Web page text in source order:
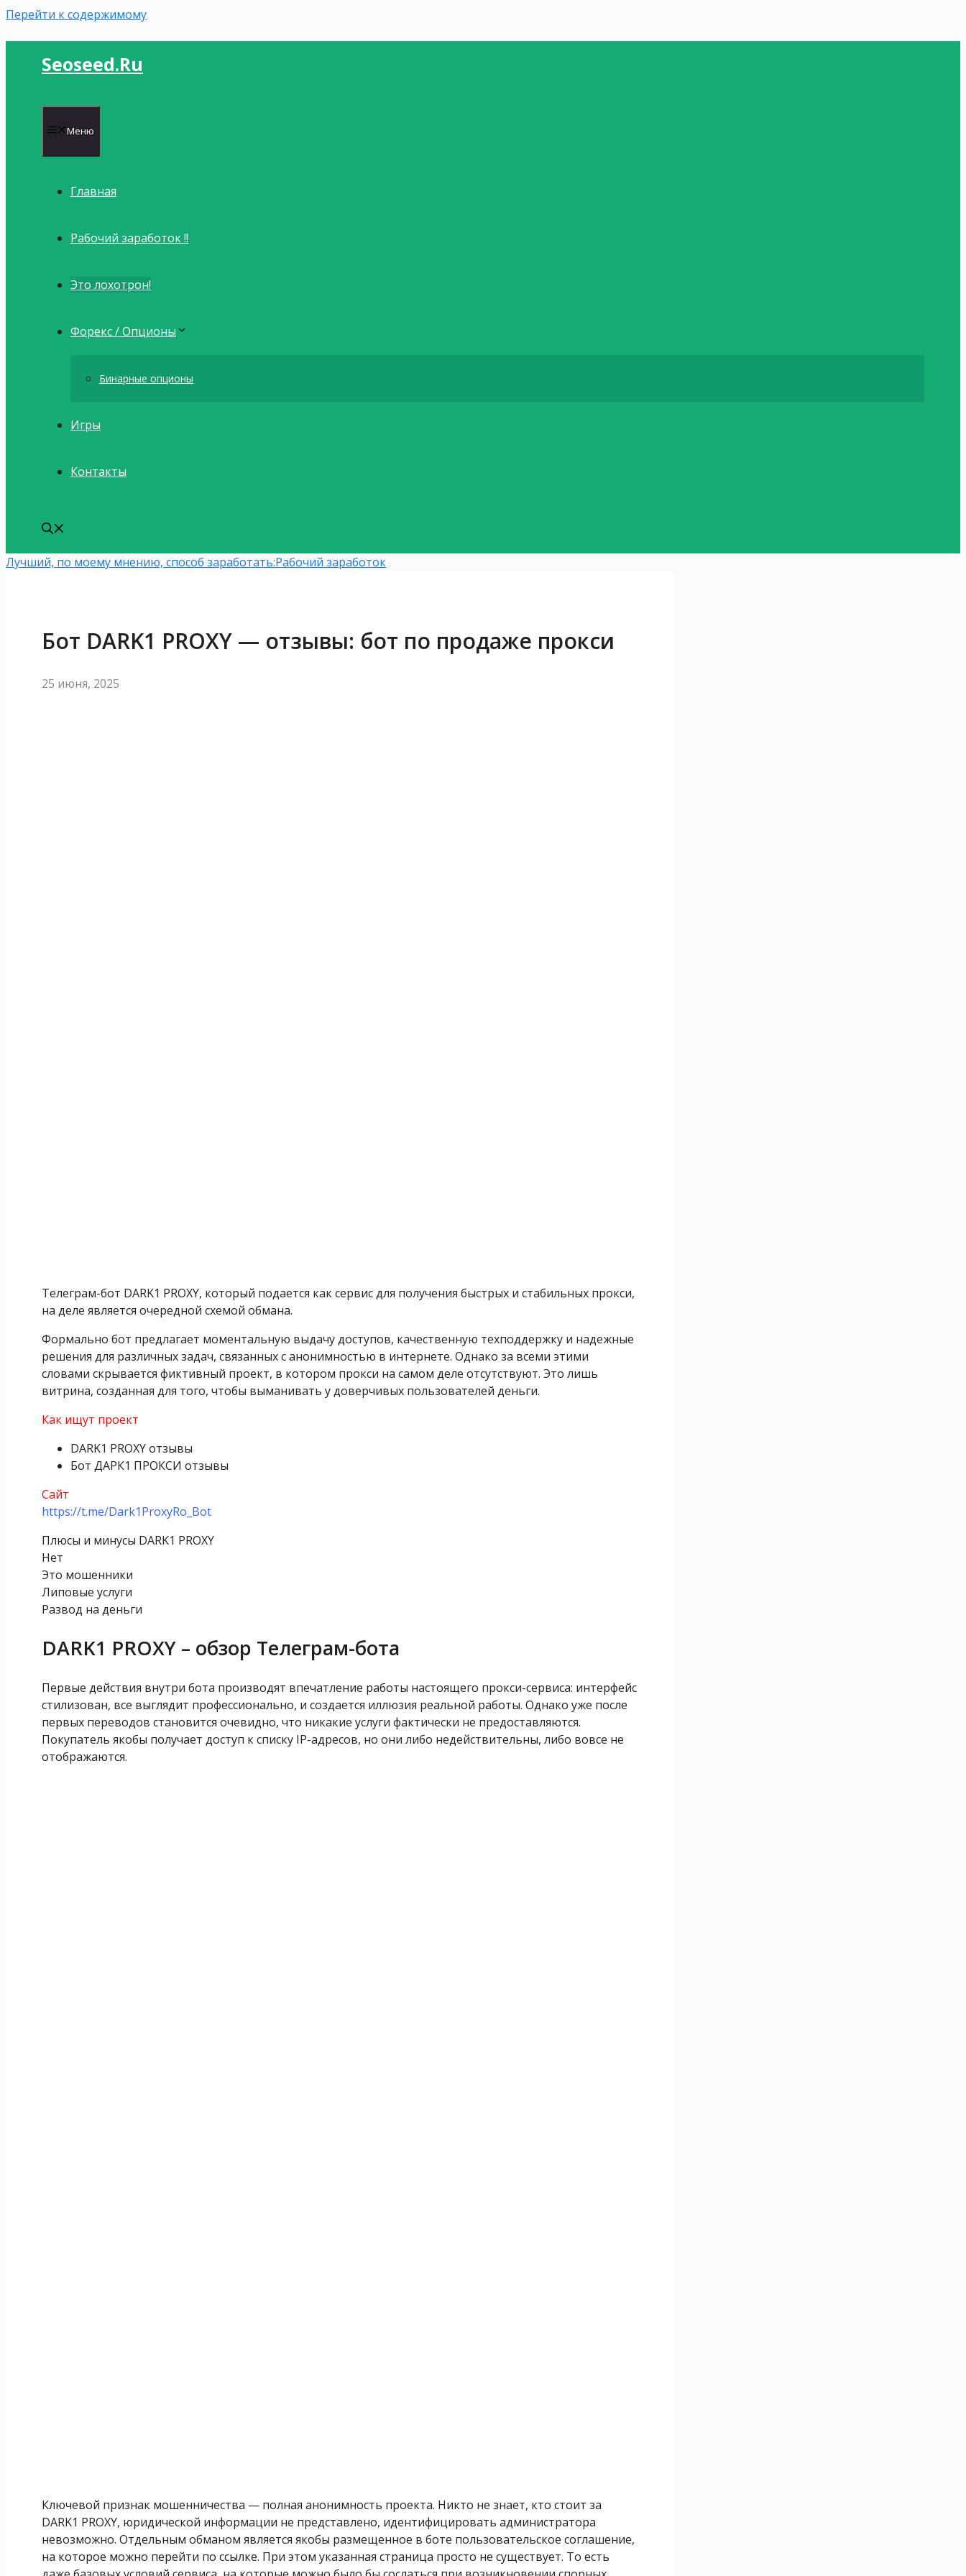
Перейти к содержимому
Seoseed.ru
Меню
Главная
Рабочий заработок !!
Это лохотрон!
Форекс / Опционы
Бинарные опционы
Игры
Контакты
Лучший, по моему мнению, способ заработать:Рабочий заработок
Бот DARK1 PROXY — отзывы: бот по продаже прокси
25 июня, 2025
Телеграм-бот DARK1 PROXY, который подается как сервис для получения быстрых и стабильных прокси,
на деле является очередной схемой обмана.
Формально бот предлагает моментальную выдачу доступов, качественную техподдержку и надежные
решения для различных задач, связанных с анонимностью в интернете. Однако за всеми этими
словами скрывается фиктивный проект, в котором прокси на самом деле отсутствуют. Это лишь
витрина, созданная для того, чтобы выманивать у доверчивых пользователей деньги.
Как ищут проект
DARK1 PROXY отзывы
Бот ДАРК1 ПРОКСИ отзывы
Сайт
https://t.me/Dark1ProxyRo_Bot
Плюсы и минусы DARK1 PROXY
Нет
Это мошенники
Липовые услуги
Развод на деньги
DARK1 PROXY – обзор Телеграм-бота
Первые действия внутри бота производят впечатление работы настоящего прокси-сервиса: интерфейс
стилизован, все выглядит профессионально, и создается иллюзия реальной работы. Однако уже после
первых переводов становится очевидно, что никакие услуги фактически не предоставляются.
Покупатель якобы получает доступ к списку IP-адресов, но они либо недействительны, либо вовсе не
отображаются.
Ключевой признак мошенничества — полная анонимность проекта. Никто не знает, кто стоит за
DARK1 PROXY, юридической информации не представлено, идентифицировать администратора
невозможно. Отдельным обманом является якобы размещенное в боте пользовательское соглашение,
на которое можно перейти по ссылке. При этом указанная страница просто не существует. То есть